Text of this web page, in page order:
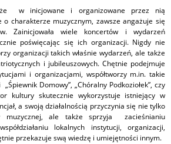
w inicjowane i organizowane przez nią
o charakterze muzycznym, zawsze angażuje się
Zainicjowała wiele koncertów i wydarzeń
poświęcając się ich organizacji. Nigdy nie
organizacji takich właśnie wydarzeń, ale także
i jubileuszowych. Chętnie podejmuje
i organizacjami, współtworzy m.in. takie
Domowy”, „Chóralny Podkoziołek”, czy
kultury skutecznie wykorzystuje istniejący w
a swoją działalnością przyczynia się nie tylko
muzycznej, ale także sprzyja zacieśnianiu
lokalnych instytucji, organizacji,
przekazuje swą wiedzę i umiejętności innym.